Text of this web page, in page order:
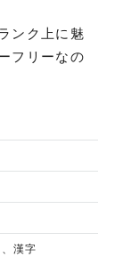
ンク上に魅
フリーなの
漢字